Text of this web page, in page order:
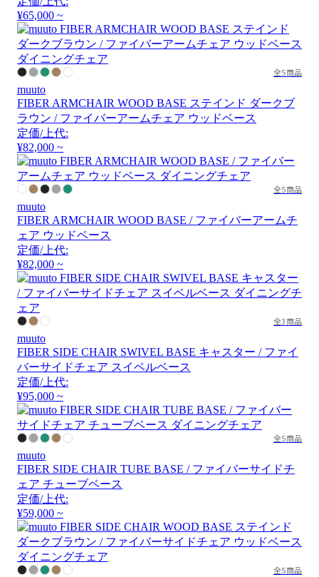
¥65,000 ~
全5商品
muuto
FIBER ARMCHAIR WOOD BASE ステインド ダークブ
ラウン / ファイバーアームチェア ウッドベース
定価/上代:
¥82,000 ~
全5商品
muuto
FIBER ARMCHAIR WOOD BASE / ファイバーアームチ
ェア ウッドベース
定価/上代:
¥82,000 ~
全3商品
muuto
FIBER SIDE CHAIR SWIVEL BASE キャスター / ファイ
バーサイドチェア スイベルベース
定価/上代:
¥95,000 ~
全5商品
muuto
FIBER SIDE CHAIR TUBE BASE / ファイバーサイドチ
ェア チューブベース
定価/上代:
¥59,000 ~
全5商品